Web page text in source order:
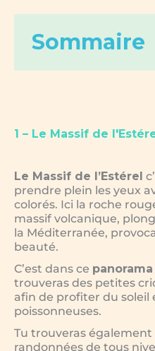
Sommaire
1 – Le Massif de
Le Massif de l’Estérel
prendre plein les yeux
colorés. Ici la roche
massif volcanique,
la Méditerranée,
beauté.
C’est dans ce
trouveras des petites
afin de profiter du soleil
poissonneuses.
Tu trouveras
randonnées de tous